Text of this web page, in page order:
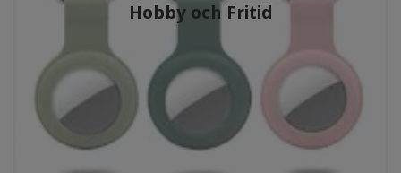
Hobby och Fritid